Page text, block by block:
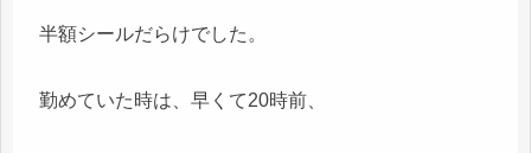
半額シールだらけでした。
勤めていた時は、早くて20時前、